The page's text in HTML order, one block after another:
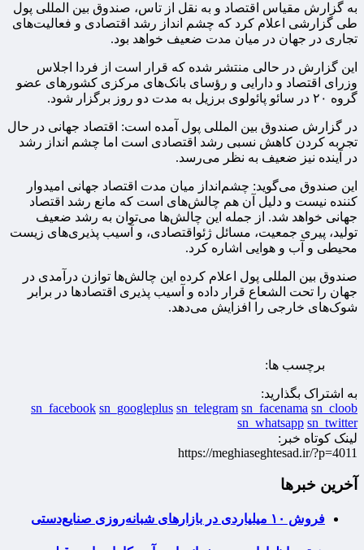
به گزارش مقیاس اقتصاد و به نقل از تاس، صندوق بین المللی پول
طی گزارشی اعلام کرد که چشم انداز رشد اقتصادی و فعالیت‌های
تجاری در جهان در میان مدت ضعیف خواهد بود.
این گزارش در حالی منتشر شده که قرار است از فردا اجلاس
وزرای اقتصاد و دارایی و رؤسای بانک‌های مرکزی کشورهای عضو
گروه ۲۰ در سائو پائولوی برزیل به مدت دو روز برگزار شود.
در گزارش صندوق بین المللی پول آمده است: اقتصاد جهانی در حال
تجربه کردن کاهش نسبی رشد اقتصادی است اما چشم انداز رشد
در آینده نیز ضعیف به نظر می‌رسد.
این صندوق می‌گوید: چشم‌انداز میان مدت اقتصاد جهانی امیدوار
کننده نیست و دلیل آن هم چالش‌های است که مانع رشد اقتصاد
جهانی خواهد شد. از جمله این چالش‌ها می‌توان به رشد ضعیف
تولید، پیری جمعیت، مسائل ژئواقتصادی، و آسیب پذیری‌های زیست
محیطی و آب و هوایی اشاره کرد.
صندوق بین المللی پول اعلام کرده این چالش‌ها توازن درآمدی در
جهان را تحت الشعاع قرار داده و آسیب پذیری اقتصادها در برابر
شوک‌های خارجی را افزایش می‌دهد.
برچسب ها:
به اشتراک بگذارید:
sn_facebook sn_googleplus sn_telegram sn_facenama sn_cloob
sn_whatsapp sn_twitter
لینک کوتاه خبر:
https://meghiaseghtesad.ir/?p=4011
آخرین خبرها
فروش ۱۰ میلیاردی در بازارهای شبانه‌روزی صنایع‌دستی